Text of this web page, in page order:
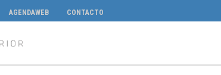
AGENDAWEB CONTACTO